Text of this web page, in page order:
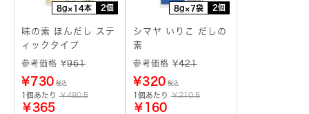
8g×14本 2個
味の素 ほんだし ステ
ィックタイプ
参考価格 ¥961
¥730 税込
1個あたり ￥480.5
￥365
8g×7袋 2個
シマヤ いりこ だしの
素
参考価格 ¥421
¥320 税込
1個あたり ￥210.5
￥160